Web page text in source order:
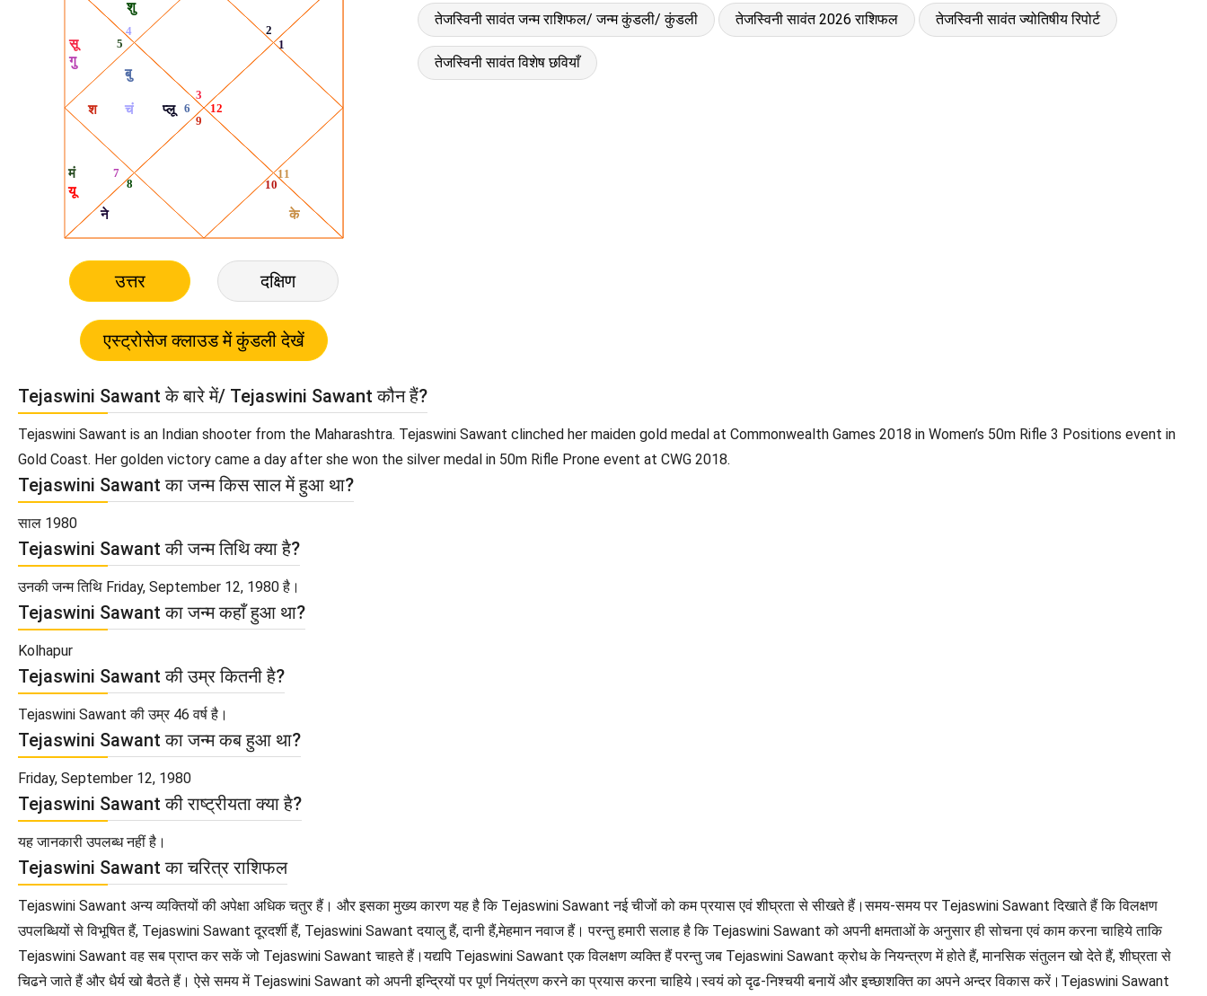
उत्तर दक्षिण
तेजस्विनी सावंत जन्म राशिफल/ जन्म कुंडली/ कुंडली तेजस्विनी सावंत 2026 राशिफल तेजस्विनी सावंत ज्योतिषीय रिपोर्ट
तेजस्विनी सावंत विशेष छवियाँ
Tejaswini Sawant के बारे में/ Tejaswini Sawant कौन हैं?
Tejaswini Sawant is an Indian shooter from the Maharashtra. Tejaswini Sawant clinched her maiden gold medal at Commonwealth Games 2018 in Women’s 50m Rifle 3 Positions event in
Gold Coast. Her golden victory came a day after she won the silver medal in 50m Rifle Prone event at CWG 2018.
Tejaswini Sawant का जन्म किस साल में हुआ था?
साल 1980
Tejaswini Sawant की जन्म तिथि क्या है?
उनकी जन्म तिथि Friday, September 12, 1980 है।
Tejaswini Sawant का जन्म कहाँ हुआ था?
Kolhapur
Tejaswini Sawant की उम्र कितनी है?
Tejaswini Sawant की उम्र 46 वर्ष है।
Tejaswini Sawant का जन्म कब हुआ था?
Friday, September 12, 1980
Tejaswini Sawant की राष्ट्रीयता क्या है?
यह जानकारी उपलब्ध नहीं है।
Tejaswini Sawant का चरित्र राशिफल
Tejaswini Sawant अन्य व्यक्तियों की अपेक्षा अधिक चतुर हैं। और इसका मुख्य कारण यह है कि Tejaswini Sawant नई चीजों को कम प्रयास एवं शीघ्रता से सीखते हैं।समय-समय पर Tejaswini Sawant दिखाते हैं कि विलक्षण
उपलब्धियों से विभूषित हैं, Tejaswini Sawant दूरदर्शी हैं, Tejaswini Sawant दयालु हैं, दानी हैं,मेहमान नवाज हैं। परन्तु हमारी सलाह है कि Tejaswini Sawant को अपनी क्षमताओं के अनुसार ही सोचना एवं काम करना चाहिये ताकि
Tejaswini Sawant वह सब प्राप्त कर सकें जो Tejaswini Sawant चाहते हैं।यद्यपि Tejaswini Sawant एक विलक्षण व्यक्ति हैं परन्तु जब Tejaswini Sawant क्रोध के नियन्त्रण में होते हैं, मानसिक संतुलन खो देते हैं, शीघ्रता से
चिढने जाते हैं और धैर्य खो बैठते हैं। ऐसे समय में Tejaswini Sawant को अपनी इन्द्रियों पर पूर्ण नियंत्रण करने का प्रयास करना चाहिये।स्वयं को दृढ-निश्चयी बनायें और इच्छाशक्ति का अपने अन्दर विकास करें।Tejaswini Sawant